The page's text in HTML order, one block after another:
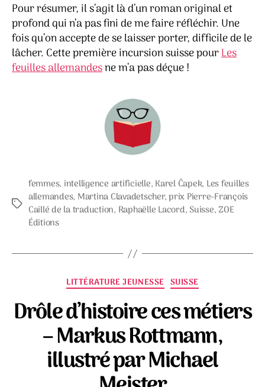
Pour résumer, il s’agit là d’un roman original et
profond qui n’a pas fini de me faire réfléchir. Une
fois qu’on accepte de se laisser porter, difficile de le
lâcher. Cette première incursion suisse pourLes
feuilles allemandesne m’a pas déçue !
Étiquettes
femmes, intelligence artificielle, Karel Čapek, Les feuilles
allemandes, Martina Clavadetscher,prix Pierre-François
Caillé de la traduction, Raphaëlle Lacord,Suisse,ZOE
Éditions
Catégories
LITTÉRATURE JEUNESSE SUISSE
Drôle d’histoire ces métiers
– Markus Rottmann,
illustré par Michael